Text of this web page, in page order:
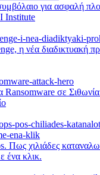
για ασφαλή
Institute
η νέα διαδικτυακή
Ransomware σε Σιθωνία
Πως χιλιάδες
ένα κλικ.